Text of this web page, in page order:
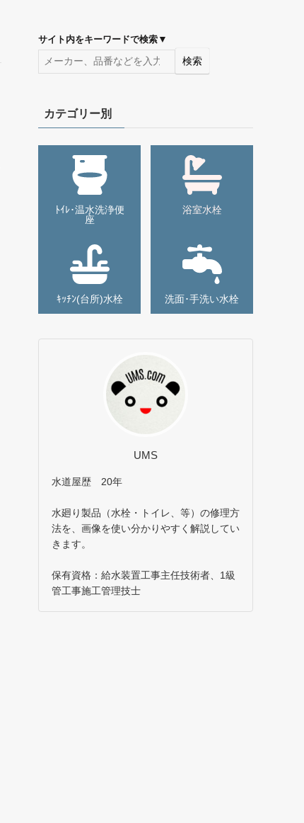
サイト内をキーワードで検索 ▼
検索
カテゴリー別
ﾄｲﾚ･温水洗浄便
座
浴室水栓
ｷｯﾁﾝ(台所)水栓 洗面･手洗い水栓
UMS
水道屋歴 20年
水廻り製品（水栓・トイレ、等）の修理方
法を、画像を使い分かりやすく解説してい
きます。
保有資格：給水装置工事主任技術者、1級
管工事施工管理技士